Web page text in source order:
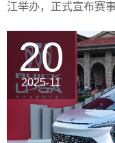
江举办，正式宣布赛
20
2025-11